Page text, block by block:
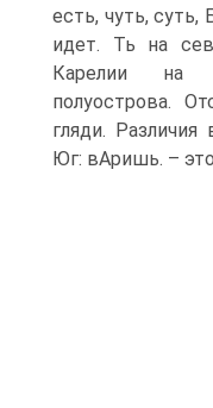
есть, чуть, суть,
идет. Ть на
Карелии на
полуострова.
гляди.
Юг: вАришь. –